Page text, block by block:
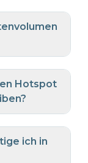
Hotspot
ich in